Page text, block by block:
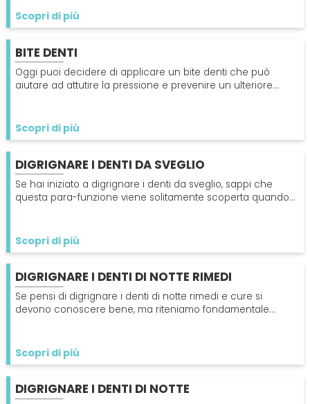
Scopri di più
BITE DENTI
Oggi puoi decidere di applicare un bite denti che può
aiutare ad attutire la pressione e prevenire un ulteriore
Scopri di più
DIGRIGNARE I DENTI DA SVEGLIO
Se hai iniziato a digrignare i denti da sveglio, sappi che
questa para-funzione viene solitamente scoperta quando il
Scopri di più
DIGRIGNARE I DENTI DI NOTTE RIMEDI
Se pensi di digrignare i denti di notte rimedi e cure si
devono conoscere bene, ma riteniamo fondamentale
Scopri di più
DIGRIGNARE I DENTI DI NOTTE